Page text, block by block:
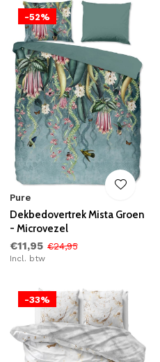
-52%
Pure
Dekbedovertrek Mista Groen
- Microvezel
€11,95 €24,95
Incl. btw
-33%